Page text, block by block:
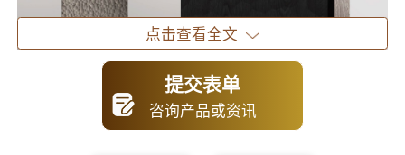
点击查看全文
提交表单
咨询产品或资讯